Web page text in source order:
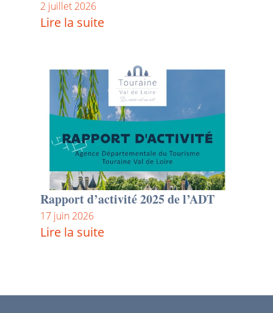
2 juillet 2026
Lire la suite
Rapport d’activité 2025 de l’ADT
17 juin 2026
Lire la suite